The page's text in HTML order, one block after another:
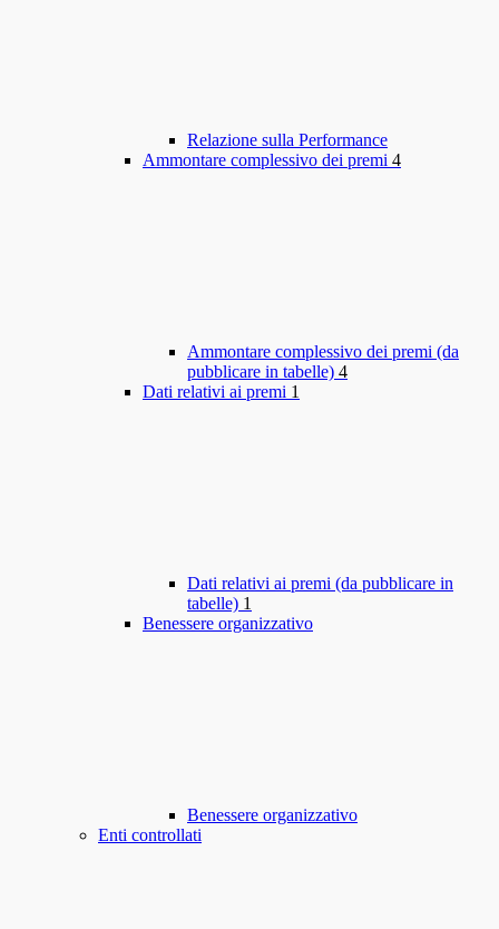
Relazione sulla Performance
Ammontare complessivo dei premi 4
Ammontare complessivo dei premi (da
pubblicare in tabelle) 4
Dati relativi ai premi 1
Dati relativi ai premi (da pubblicare in
tabelle) 1
Benessere organizzativo
Benessere organizzativo
Enti controllati